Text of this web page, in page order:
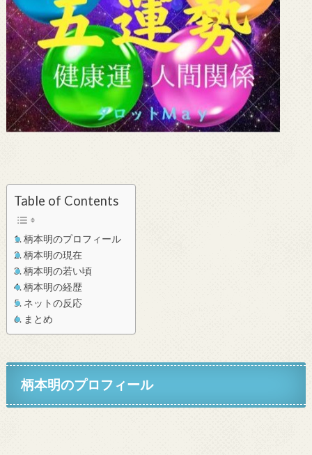
Table of Contents
柄本明のプロフィール
柄本明の現在
柄本明の若い頃
柄本明の経歴
ネットの反応
まとめ
柄本明のプロフィール